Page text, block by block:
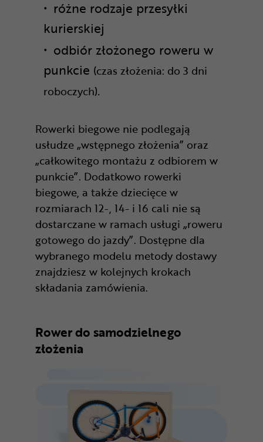
różne rodzaje przesyłki
kurierskiej
odbiór złożonego roweru w
punkcie (czas złożenia: do 3 dni
roboczych).
Rowerki biegowe nie podlegają
usłudze „wstępnego złożenia” oraz
„całkowitego montażu z odbiorem w
punkcie”. Dodatkowo rowerki
biegowe, a także dziecięce w
rozmiarach 12-, 14- i 16 cali nie są
dostarczane w ramach usługi „roweru
gotowego do jazdy”. Dostępne dla
wybranego modelu metody dostawy
znajdziesz w kolejnych krokach
składania zamówienia.
Rower do samodzielnego
złożenia